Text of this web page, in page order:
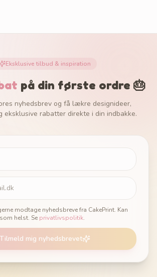
Eksklusive tilbud & inspiration
på din første ordre 🎂
nyhedsbrev og få lækre designideer,
rabatter direkte i din indbakke.
modtage nyhedsbreve fra CakePrint. Kan
helst. Se privatlivspolitik.
Tilmeld mig nyhedsbrevet